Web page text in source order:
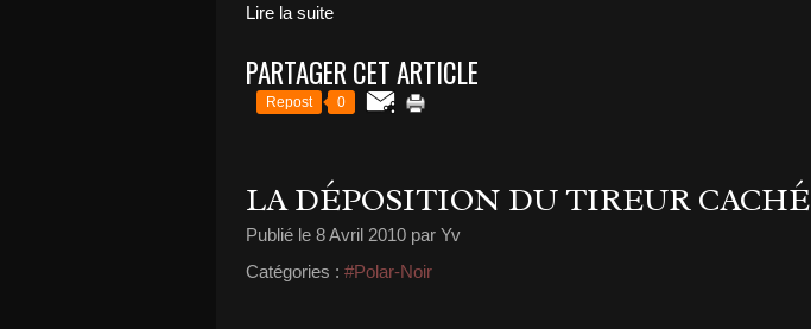
Lire la suite
PARTAGER CET ARTICLE
Repost 0
LA DÉPOSITION DU TIREUR CACHÉ
Publié le 8 Avril 2010 par Yv
Catégories : #Polar-Noir